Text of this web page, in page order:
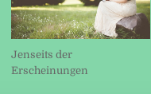
Jenseits der
Erscheinungen